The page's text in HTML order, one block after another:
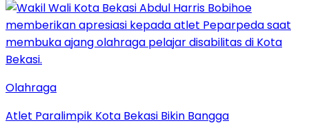
Olahraga
Atlet Paralimpik Kota Bekasi Bikin Bangga